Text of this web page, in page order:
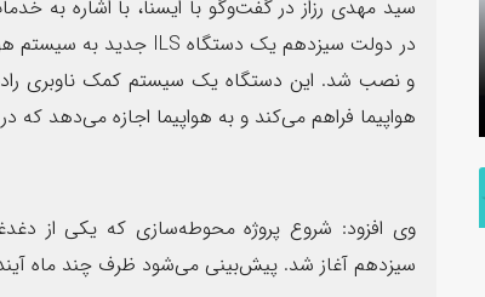
سید مهدی رزاز در گفت‌وگو با ایسنا، با اشاره به
و نصب شد. این دستگاه یک سیستم کمک ناوبری
هواپیما فراهم می‌کند و به هواپیما اجازه می‌دهد که
وی افزود: شروع پروژه محوطه‌سازی که یکی از
سیزدهم آغاز شد. پیش‌بینی می‌شود ظرف چند ماه
تسلیت اربعین حسینی توسط روابط
عمومی شرکت پتروشیمی مارون